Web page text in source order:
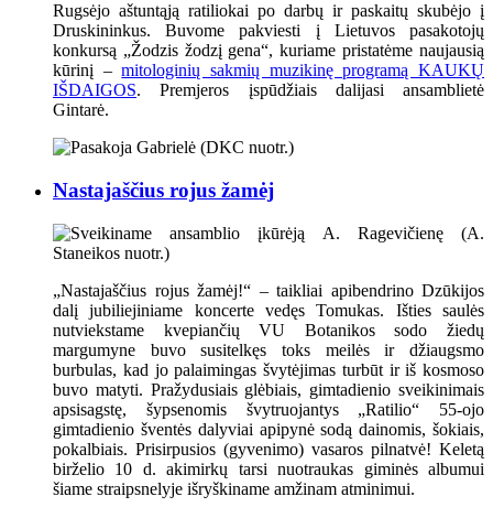
Rugsėjo aštuntąją ratiliokai po darbų ir paskaitų skubėjo į
Druskininkus. Buvome pakviesti į Lietuvos pasakotojų
konkursą „Žodzis žodzį gena“, kuriame pristatėme naujausią
kūrinį –mitologinių sakmių muzikinę programą KAUKŲ
IŠDAIGOS. Premjeros įspūdžiais dalijasi ansamblietė
Gintarė.
Nastajaščius rojus žamėj
„Nastajaščius rojus žamėj!“ – taikliai apibendrino Dzūkijos
dalį jubiliejiniame koncerte vedęs Tomukas. Išties saulės
nutviekstame kvepiančių VU Botanikos sodo žiedų
margumyne buvo susitelkęs toks meilės ir džiaugsmo
burbulas, kad jo palaimingas švytėjimas turbūt ir iš kosmoso
buvo matyti. Pražydusiais glėbiais, gimtadienio sveikinimais
apsisagstę, šypsenomis švytruojantys „Ratilio“ 55-ojo
gimtadienio šventės dalyviai apipynė sodą dainomis, šokiais,
pokalbiais. Prisirpusios (gyvenimo) vasaros pilnatvė! Keletą
birželio 10 d. akimirkų tarsi nuotraukas giminės albumui
šiame straipsnelyje išryškiname amžinam atminimui.